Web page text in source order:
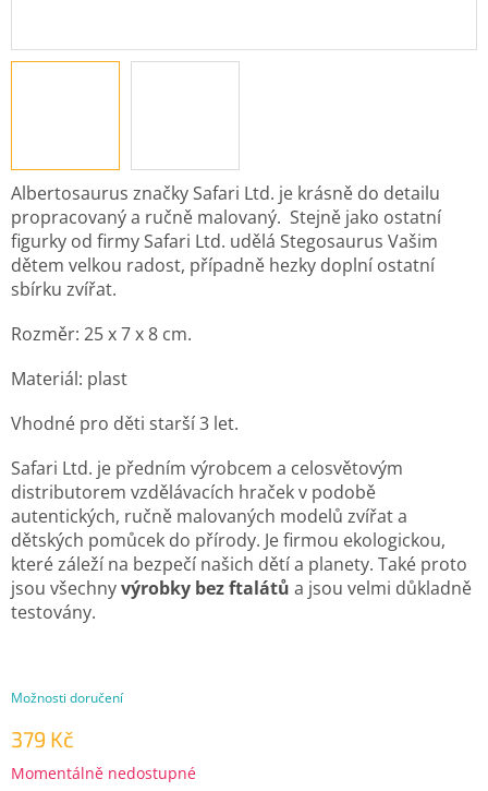
379 Kč
Měrná
Momentálně nedostupné
Možnosti doručení
Albertosaurus značky Safari Ltd. je krásně do detailu
propracovaný a ručně malovaný. Stejně jako ostatní
figurky od firmy Safari Ltd. udělá Stegosaurus Vašim
dětem velkou radost, případně hezky doplní ostatní
sbírku zvířat.
Rozměr: 25 x 7 x 8 cm.
Materiál: plast
Vhodné pro děti starší 3 let.
Safari Ltd. je předním výrobcem a celosvětovým
distributorem vzdělávacích hraček v podobě
autentických, ručně malovaných modelů zvířat a
dětských pomůcek do přírody. Jefirmou ekologickou,
které záleží na bezpečí našich dětí a planety. Také proto
jsou všechnyvýrobky bez ftalátů a jsou velmi důkladně
testovány.